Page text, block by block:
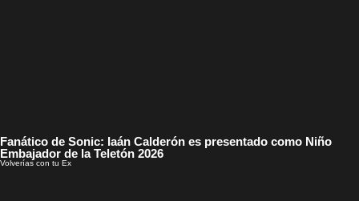
Fanático de Sonic: Iaán Calderón es presentado como Niño
Embajador de la Teletón 2026
Volverías con tu Ex